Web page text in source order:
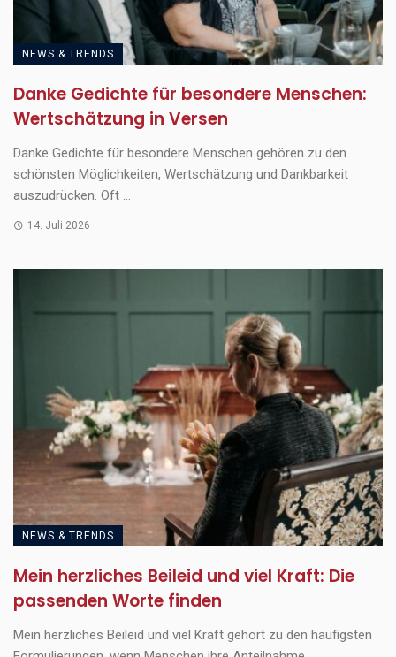
NEWS & TRENDS
Danke Gedichte für besondere Menschen:
Wertschätzung in Versen
Danke Gedichte für besondere Menschen gehören zu den
schönsten Möglichkeiten, Wertschätzung und Dankbarkeit
auszudrücken. Oft ...
14. Juli 2026
NEWS & TRENDS
Mein herzliches Beileid und viel Kraft: Die
passenden Worte finden
Mein herzliches Beileid und viel Kraft gehört zu den häufigsten